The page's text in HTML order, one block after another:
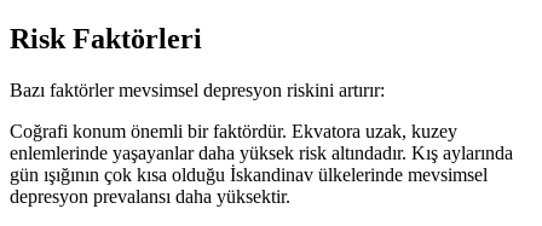
Risk Faktörleri
Bazı faktörler mevsimsel depresyon riskini artırır:
Coğrafi konum önemli bir faktördür. Ekvatora uzak, kuzey
enlemlerinde yaşayanlar daha yüksek risk altındadır. Kış aylarında
gün ışığının çok kısa olduğu İskandinav ülkelerinde mevsimsel
depresyon prevalansı daha yüksektir.